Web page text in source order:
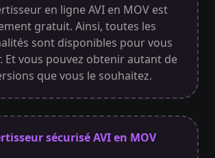
en ligne AVI en MOV est
gratuit. Ainsi, toutes les
sont disponibles pour vous
Et vous pouvez obtenir autant de
que vous le souhaitez.
sécurisé AVI en MOV